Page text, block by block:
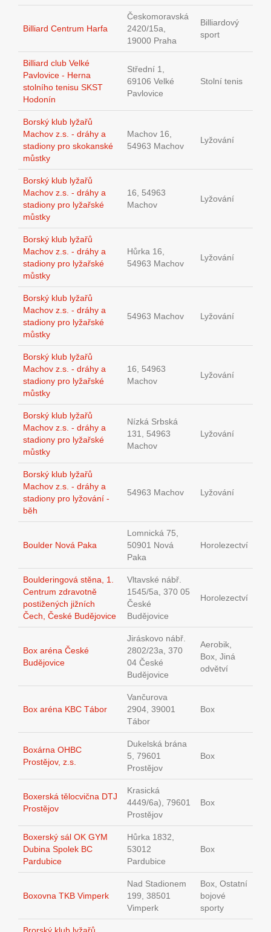
Billiard Centrum Harfa
Českomoravská
2420/15a,
19000 Praha
Billiardový
sport
Billiard club Velké
Pavlovice - Herna
stolního tenisu SKST
Hodonín
Střední 1,
69106 Velké
Pavlovice
Stolní tenis
Borský klub lyžařů
Machov z.s. - dráhy a
stadiony pro skokanské
můstky
Machov 16,
54963 Machov
Lyžování
Borský klub lyžařů
Machov z.s. - dráhy a
stadiony pro lyžařské
můstky
16, 54963
Machov
Lyžování
Borský klub lyžařů
Machov z.s. - dráhy a
stadiony pro lyžařské
můstky
Hůrka 16,
54963 Machov
Lyžování
Borský klub lyžařů
Machov z.s. - dráhy a
stadiony pro lyžařské
můstky
54963 Machov Lyžování
Borský klub lyžařů
Machov z.s. - dráhy a
stadiony pro lyžařské
můstky
16, 54963
Machov
Lyžování
Borský klub lyžařů
Machov z.s. - dráhy a
stadiony pro lyžařské
můstky
Nízká Srbská
131, 54963
Machov
Lyžování
Borský klub lyžařů
Machov z.s. - dráhy a
stadiony pro lyžování -
běh
54963 Machov Lyžování
Boulder Nová Paka
Lomnická 75,
50901 Nová
Paka
Horolezectví
Boulderingová stěna, 1.
Centrum zdravotně
postižených jižních
Čech, České Budějovice
Vltavské nábř.
1545/5a, 370 05
České
Budějovice
Horolezectví
Box aréna České
Budějovice
Jiráskovo nábř.
2802/23a, 370
04 České
Budějovice
Aerobik,
Box, Jiná
odvětví
Box aréna KBC Tábor
Vančurova
2904, 39001
Tábor
Box
Boxárna OHBC
Prostějov, z.s.
Dukelská brána
5, 79601
Prostějov
Box
Boxerská tělocvična DTJ
Prostějov
Krasická
4449/6a), 79601
Prostějov
Box
Boxerský sál OK GYM
Dubina Spolek BC
Pardubice
Hůrka 1832,
53012
Pardubice
Box
Boxovna TKB Vimperk
Nad Stadionem
199, 38501
Vimperk
Box, Ostatní
bojové
sporty